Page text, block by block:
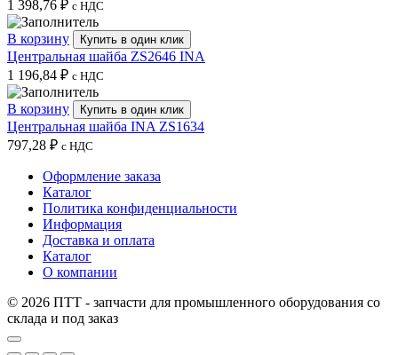
1 398,76 ₽ с НДС
В корзину Купить в один клик
Центральная шайба ZS2646 INA
1 196,84 ₽ с НДС
В корзину Купить в один клик
Центральная шайба INA ZS1634
797,28 ₽ с НДС
Оформление заказа
Каталог
Политика конфиденциальности
Информация
Доставка и оплата
Каталог
О компании
© 2026 ПТТ - запчасти для промышленного оборудования со
склада и под заказ